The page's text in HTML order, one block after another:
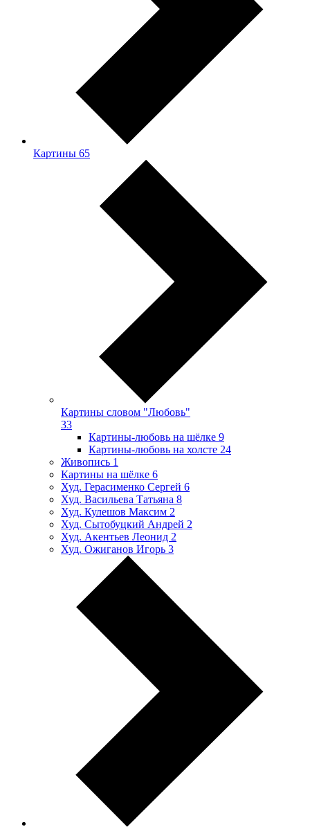
Картины 65
Картины словом "Любовь"
33
Картины-любовь на шёлке 9
Картины-любовь на холсте 24
Живопись 1
Картины на шёлке 6
Худ. Герасименко Сергей 6
Худ. Васильева Татьяна 8
Худ. Кулешов Максим 2
Худ. Сытобуцкий Андрей 2
Худ. Акентьев Леонид 2
Худ. Ожиганов Игорь 3